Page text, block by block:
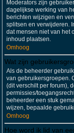
Moderators zijn
dagelijkse werking van
berichten wijzigen en
splitsen en verwijderen.
dat mensen niet van het
inhoud plaatsen.
Omhoog
Wat zijn
Als de beheerder
van gebruikersgroepen.
(dit verschilt per forum),
permissies/
beheerder een stuk
wijzen, bepaalde
Omhoog
Hoe word ik lid van